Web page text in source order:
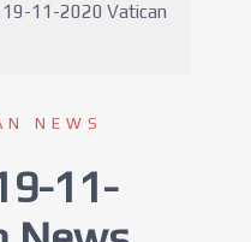
11-2020 Vatican
NEWS
11-